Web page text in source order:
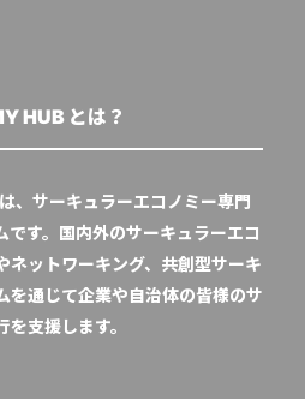
HUB とは？
サーキュラーエコノミー専門
です。国内外のサーキュラーエコ
ネットワーキング、共創型サーキ
を通じて企業や自治体の皆様のサ
支援します。